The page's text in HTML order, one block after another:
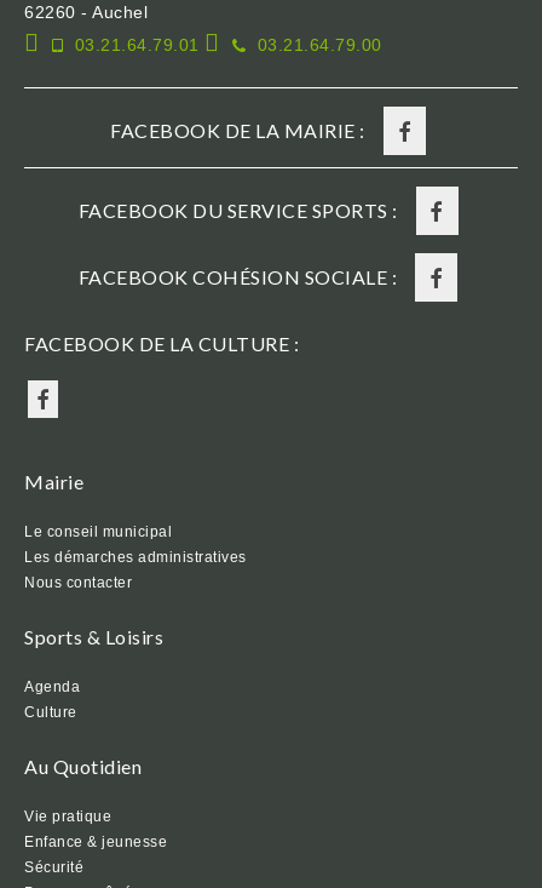
62260 - Auchel
03.21.64.79.01
03.21.64.79.00
FACEBOOK DE LA MAIRIE :
FACEBOOK DU SERVICE SPORTS :
FACEBOOK COHÉSION SOCIALE :
FACEBOOK DE LA CULTURE :
Mairie
Le conseil municipal
Les démarches administratives
Nous contacter
Sports & Loisirs
Agenda
Culture
Au Quotidien
Vie pratique
Enfance & jeunesse
Sécurité